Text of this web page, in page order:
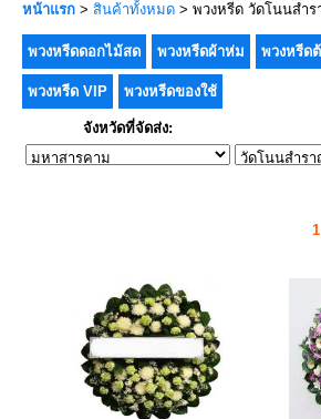
หน้าแรก > สินค้าทั้งหมด > พวงหรีด วัดโนนสำ
พวงหรีดดอกไม้สด พวงหรีดผ้าห่ม พวงหรีด
พวงหรีด VIP พวงหรีดของใช้
จังหวัดที่จัดส่ง:
1